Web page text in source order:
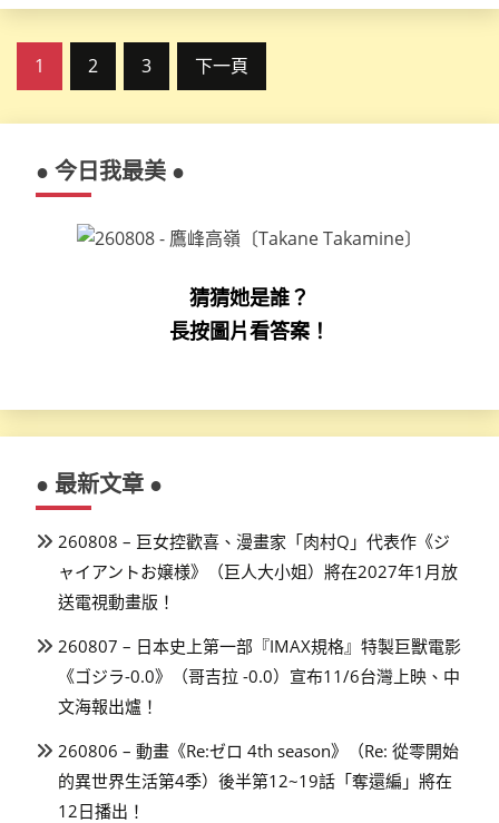
文
頁
1 2 3 下一頁
● 今日我最美 ●
猜猜她是誰？
長按圖片看答案！
● 最新文章 ●
260808 – 巨女控歡喜、漫畫家「肉村Q」代表作《ジ
ャイアントお嬢様》（巨人大小姐）將在2027年1月放
送電視動畫版！
260807 – 日本史上第一部『IMAX規格』特製巨獸電影
《ゴジラ-0.0》（哥吉拉 -0.0）宣布11/6台灣上映、中
文海報出爐！
260806 – 動畫《Re:ゼロ 4th season》（Re: 從零開始
的異世界生活第4季）後半第12~19話「奪還編」將在
12日播出！